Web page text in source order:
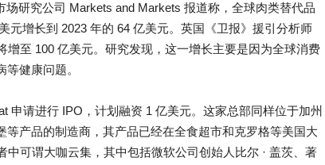
研究公司 Markets and Markets 报道称，全球肉类替代品
元增长到 2023 年的 64 亿美元。英国《卫报》援引分析师
增至 100 亿美元。研究发现，这一增长主要是因为全球消费
健康问题。
申请进行 IPO，计划融资 1 亿美元。这家总部同样位于加州
产品的制造商，其产品已经在全食超市和克罗格等美国大
可谓大咖云集，其中包括微软公司创始人比尔 · 盖茨、著